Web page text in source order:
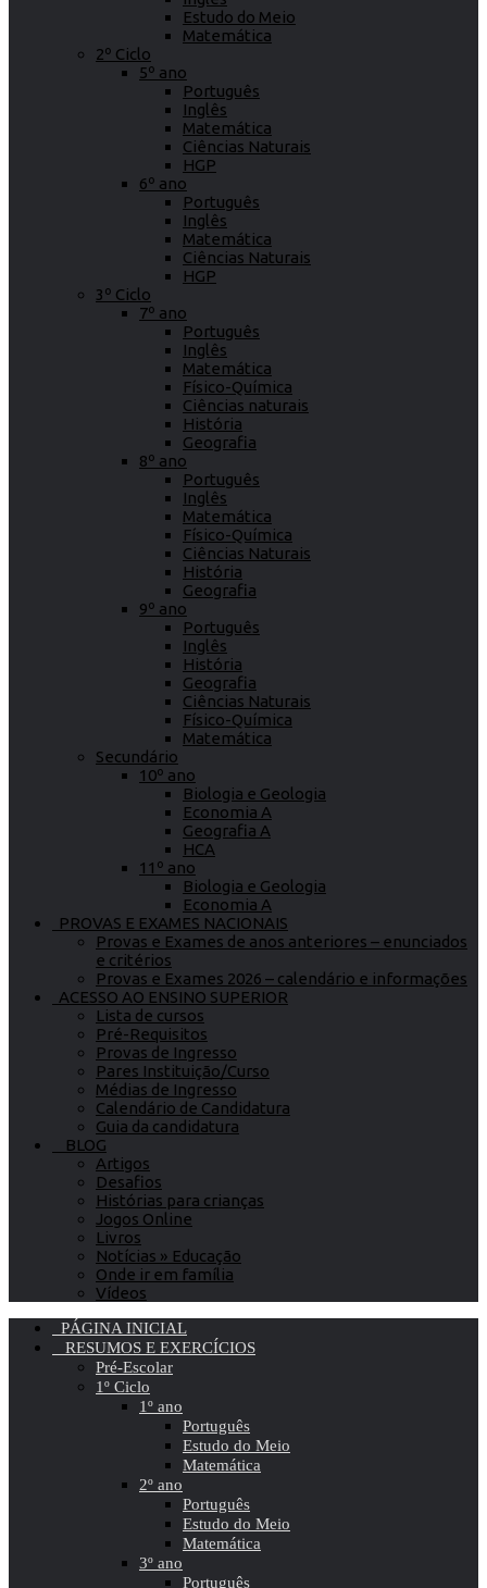
Estudo do Meio
Matemática
2º Ciclo
5º ano
Português
Inglês
Matemática
Ciências Naturais
HGP
6º ano
Português
Inglês
Matemática
Ciências Naturais
HGP
3º Ciclo
7º ano
Português
Inglês
Matemática
Físico-Química
Ciências naturais
História
Geografia
8º ano
Português
Inglês
Matemática
Físico-Química
Ciências Naturais
História
Geografia
9º ano
Português
Inglês
História
Geografia
Ciências Naturais
Físico-Química
Matemática
Secundário
10º ano
Biologia e Geologia
Economia A
Geografia A
HCA
11º ano
Biologia e Geologia
Economia A
PROVAS E EXAMES NACIONAIS
Provas e Exames de anos anteriores – enunciados
e critérios
Provas e Exames 2026 – calendário e informações
ACESSO AO ENSINO SUPERIOR
Lista de cursos
Pré-Requisitos
Provas de Ingresso
Pares Instituição/Curso
Médias de Ingresso
Calendário de Candidatura
Guia da candidatura
BLOG
Artigos
Desafios
Histórias para crianças
Jogos Online
Livros
Notícias » Educação
Onde ir em família
Vídeos
PÁGINA INICIAL
RESUMOS E EXERCÍCIOS
Pré-Escolar
1º Ciclo
1º ano
Português
Estudo do Meio
Matemática
2º ano
Português
Estudo do Meio
Matemática
3º ano
Português